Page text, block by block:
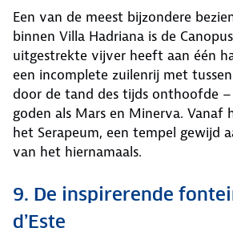
Een van de meest bijzondere
binnen Villa Hadriana is de
uitgestrekte vijver heeft aan één
een incomplete zuilenrij met
door de tand des tijds onthoofde
goden als Mars en Minerva. Vanaf
het Serapeum, een tempel gewijd
van het hiernamaals.
9. De inspirerende
d’Este